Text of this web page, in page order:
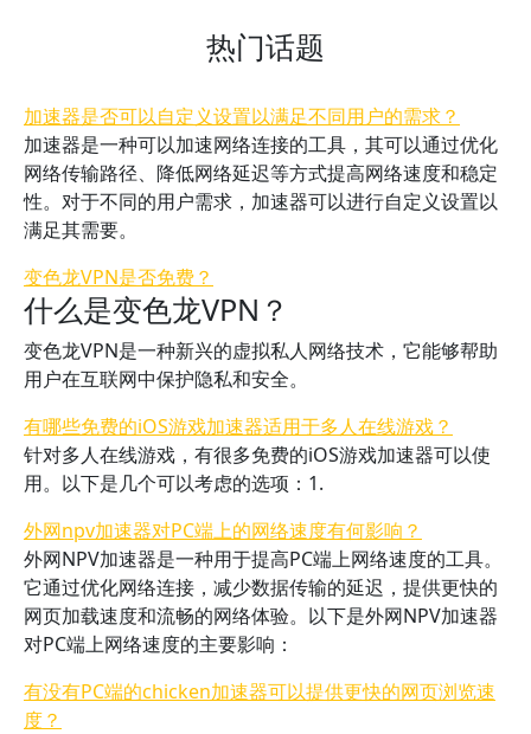
热门话题
加速器是否可以自定义设置以满足不同用户的需求？
加速器是一种可以加速网络连接的工具，其可以通过优化
网络传输路径、降低网络延迟等方式提高网络速度和稳定
性。对于不同的用户需求，加速器可以进行自定义设置以
满足其需要。
变色龙VPN是否免费？
什么是变色龙VPN？
变色龙VPN是一种新兴的虚拟私人网络技术，它能够帮助
用户在互联网中保护隐私和安全。
有哪些免费的iOS游戏加速器适用于多人在线游戏？
针对多人在线游戏，有很多免费的iOS游戏加速器可以使
用。以下是几个可以考虑的选项：1.
外网npv加速器对PC端上的网络速度有何影响？
外网NPV加速器是一种用于提高PC端上网络速度的工具。
它通过优化网络连接，减少数据传输的延迟，提供更快的
网页加载速度和流畅的网络体验。以下是外网NPV加速器
对PC端上网络速度的主要影响：
有没有PC端的chicken加速器可以提供更快的网页浏览速
度？